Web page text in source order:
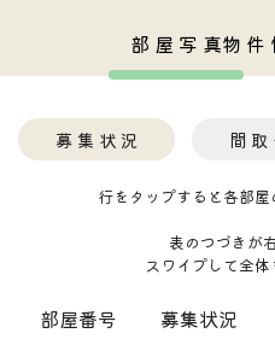
部 屋 写 真物 件
募 集 状 況
行をタップすると各部屋
表のつづきが
スワイプして全体
部屋番号 募集状況
間 取